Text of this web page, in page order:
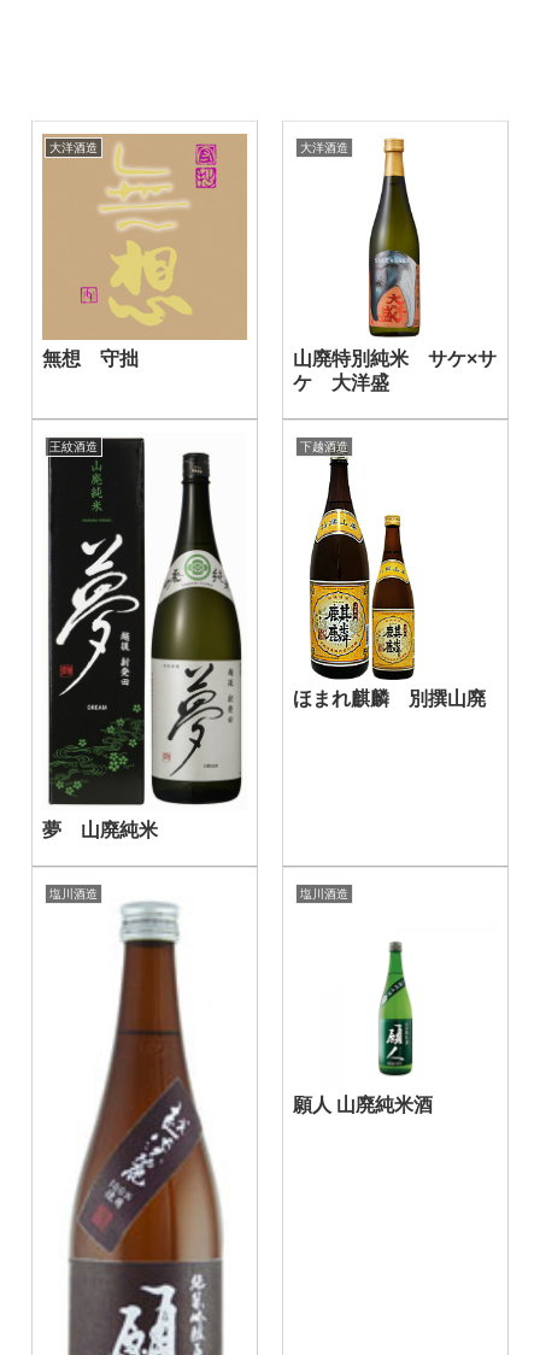
大洋酒造
無想 守拙
大洋酒造
山廃特別純米 サケ×サ
ケ 大洋盛
王紋酒造
夢 山廃純米
下越酒造
ほまれ麒麟 別撰山廃
塩川酒造 塩川酒造
願人 山廃純米酒